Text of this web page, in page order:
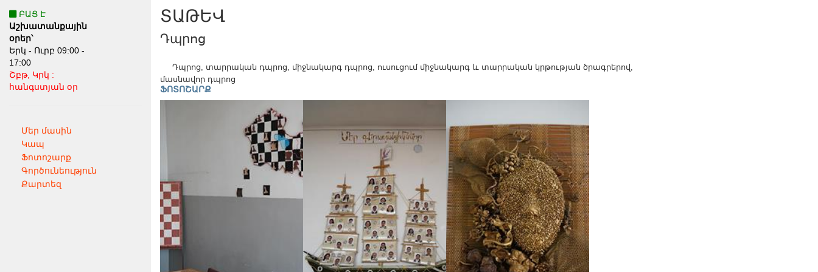
ԲԱՑ Է
Աշխատանքային
օրեր՝
Երկ - Ուրբ 09:00 -
17:00
Շբթ, Կրկ :
հանգստյան օր
Մեր մասին
Կապ
Ֆոտոշարք
Գործունեություն
Քարտեզ
ՏԱԹԵՎ
Դպրոց
Դպրոց, տարրական դպրոց, միջնակարգ դպրոց, ուսուցում միջնակարգ և տարրական կրթության ծրագրերով,
մասնավոր դպրոց
ՖՈՏՈՇԱՐՔ